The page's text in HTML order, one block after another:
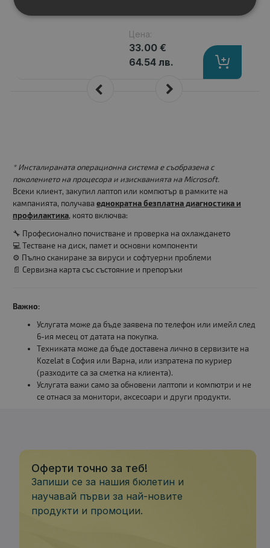
Цена:
33.00 €
64.54 лв.
* Инсталираната операционна система е съобразена с
поколението на процесора и изискванията на Microsoft.
Всеки клиент, закупил лаптоп или компютър в рамките на
кампанията, получава еднократна безплатна диагностика и
профилактика, която включва:
🔧 Професионално почистване и проверка на охлаждането
💻 Тестване на диск, памет и основни компоненти
⚙️ Пълно сканиране за вируси и софтуерни проблеми
📄 Сервизна карта със състояние и препоръки
Важно:
Услугата може да бъде заявена по телефон или имейл след
6-ия месец от датата на покупка.
Техниката може да бъде доставена лично в сервизите на
Kozelat в София или Варна, или изпратена по куриер
(разходите са за сметка на клиента).
Услугата важи само за обновени лаптопи и компютри и не
се отнася за монитори, аксесоари и други продукти.
Оферти точно за теб!
Запиши се за нашия бюлетин и
научавай първи за най-новите
продукти и промоции.